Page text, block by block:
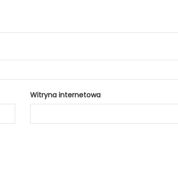
Witryna internetowa